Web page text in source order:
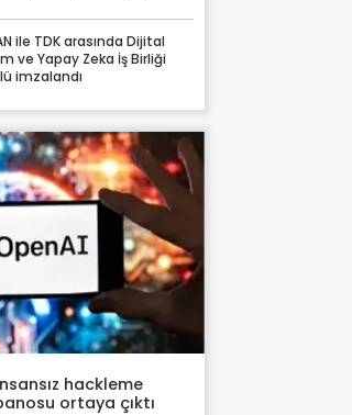
ile TDK arasında Dijital
ve Yapay Zeka İş Birliği
imzalandı
hackleme
ortaya çıktı